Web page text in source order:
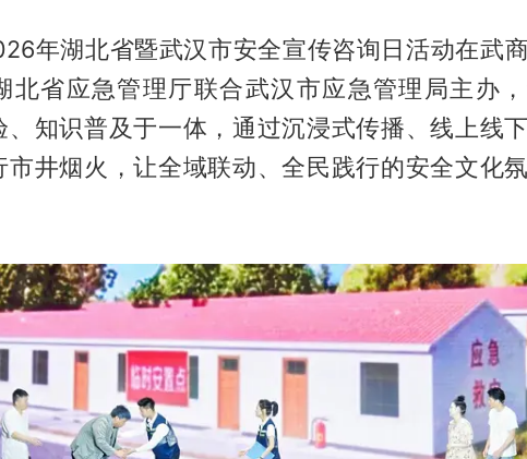
年湖北省暨武汉市安全宣传咨询日活动在武
北省应急管理厅联合武汉市应急管理局主办
、知识普及于一体，通过沉浸式传播、线上线
市井烟火，让全域联动、全民践行的安全文化